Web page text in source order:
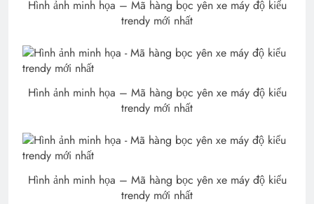
Hình ảnh minh họa – Mã hàng bọc yên xe máy độ kiểu
trendy mới nhất
Hình ảnh minh họa – Mã hàng bọc yên xe máy độ kiểu
trendy mới nhất
Hình ảnh minh họa – Mã hàng bọc yên xe máy độ kiểu
trendy mới nhất